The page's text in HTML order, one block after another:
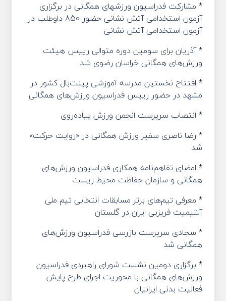
* مشارکت فدراسیون ورزشهای همگانی در برگزاری
آزمون استخدامی آتش نشانی حضور 850 داوطلب در
آزمون استخدامی آتش نشانی
* آذریان برای سومین دوره متوالی رییس هیئت
ورزش‌های همگانی خراسان رضوی شد
* افتتاح نخستین مدرسه آموزشی پینت‌بال کشور در
مشهد در حضور رییس فدراسیون ورزش‌های همگانی
* انتصاب سرپرست انجمن ورزش پیاده‌روی
* رضا ناصری سفیر ورزش همگانی در «روایت حرکت»
شد
* امضای تفاهم‌نامه همکاری فدراسیون ورزش‌های
همگانی و سازمان حفاظت محیط زیست
* معرفی تیم‌های برتر مسابقات انتخابی تیم ملی
آلتیمیت فریزبی ایران در گلستان
* سجادی سرپرست بازرسی فدراسیون ورزش‌های
همگانی شد
* برگزاری دومین نشست شورای راهبردی فدراسیون
ورزش‌های همگانی با محوریت اجرای طرح پایش
فعالیت بدنی ایرانیان